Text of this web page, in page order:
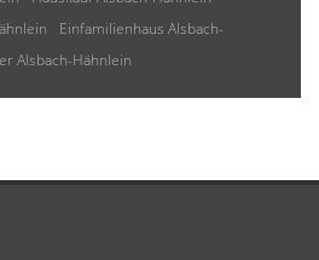
Einfamilienhaus Alsbach-
Alsbach-Hähnlein